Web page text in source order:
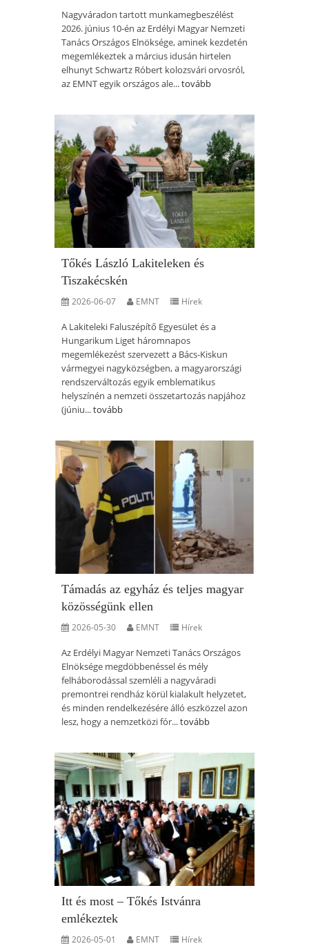
Nagyváradon tartott munkamegbeszélést
2026. június 10-én az Erdélyi Magyar Nemzeti
Tanács Országos Elnöksége, aminek kezdetén
megemlékeztek a március idusán hirtelen
elhunyt Schwartz Róbert kolozsvári orvosról,
az EMNT egyik országos ale...tovább
Tőkés László Lakiteleken és
Tiszakécskén
2026-06-07 EMNT Hírek
A Lakiteleki Faluszépítő Egyesület és a
Hungarikum Liget háromnapos
megemlékezést szervezett a Bács-Kiskun
vármegyei nagyközségben, a magyarországi
rendszerváltozás egyik emblematikus
helyszínén a nemzeti összetartozás napjához
(júniu...tovább
Támadás az egyház és teljes magyar
közösségünk ellen
2026-05-30 EMNT Hírek
Az Erdélyi Magyar Nemzeti Tanács Országos
Elnöksége megdöbbenéssel és mély
felháborodással szemléli a nagyváradi
premontrei rendház körül kialakult helyzetet,
és minden rendelkezésére álló eszközzel azon
lesz, hogy a nemzetközi fór...tovább
Itt és most – Tőkés Istvánra
emlékeztek
2026-05-01 EMNT Hírek